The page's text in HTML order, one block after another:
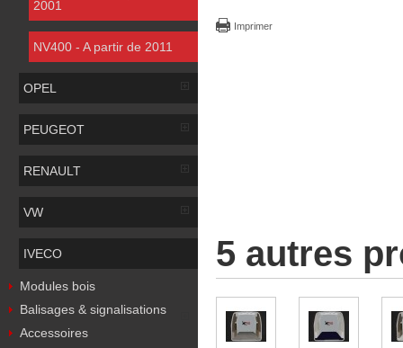
2001
NV400 - A partir de 2011
OPEL
PEUGEOT
RENAULT
VW
IVECO
Modules bois
Balisages & signalisations
Accessoires
Imprimer
5 autres